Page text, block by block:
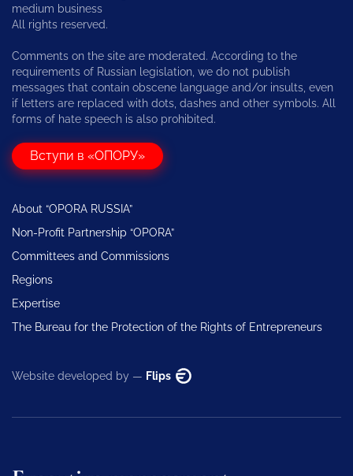
medium business
All rights reserved.
Comments on the site are moderated. According to the
requirements of Russian legislation, we do not publish
messages that contain obscene language and/or insults, even
if letters are replaced with dots, dashes and other symbols. All
forms of hate speech is also prohibited.
Вступи в «ОПОРУ»
About “OPORA RUSSIA”
Non-Profit Partnership “OPORA”
Committees and Commissions
Regions
Expertise
The Bureau for the Protection of the Rights of Entrepreneurs
Website developed by — Flips